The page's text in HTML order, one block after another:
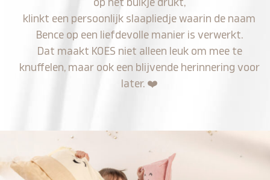
op het buikje drukt,
klinkt een persoonlijk slaapliedje waarin de naam
Bence op een liefdevolle manier is verwerkt.
Dat maakt KOES niet alleen leuk om mee te
knuffelen, maar ook een blijvende herinnering voor
later. ❤️